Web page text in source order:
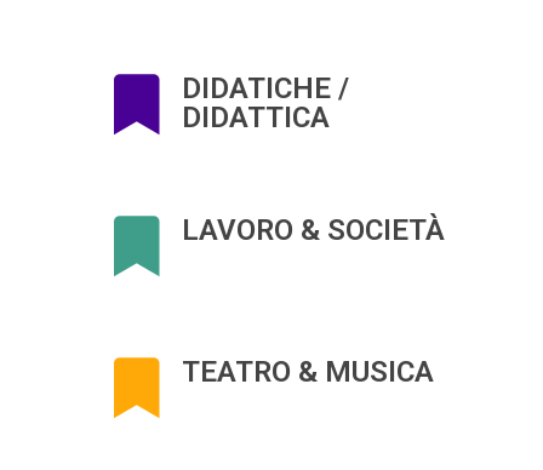
DIDATICHE /
DIDATTICA
LAVORO & SOCIETÀ
TEATRO & MUSICA